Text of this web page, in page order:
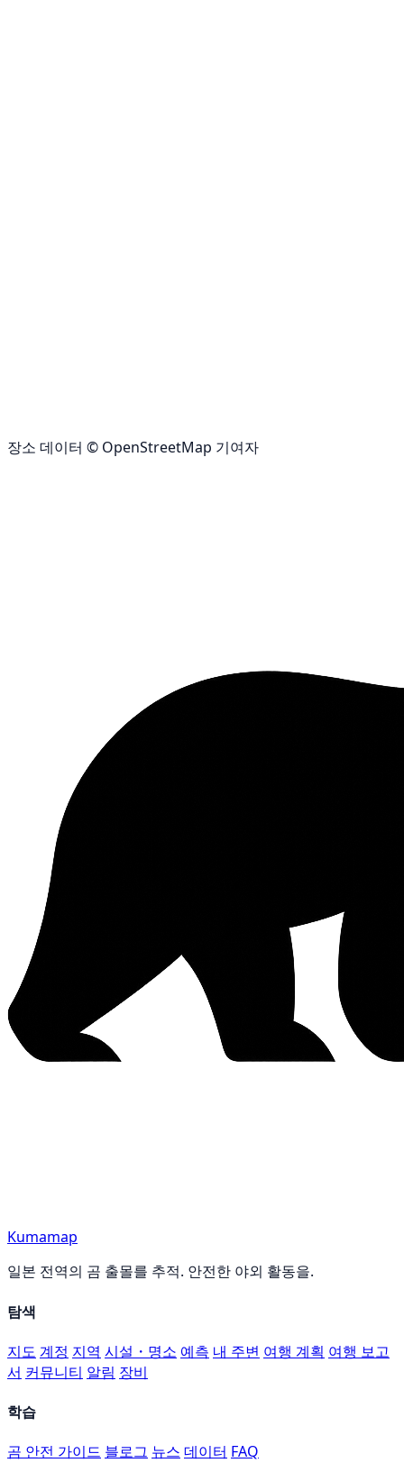
장소 데이터 © OpenStreetMap 기여자
Kumamap
일본 전역의 곰 출몰를 추적. 안전한 야외 활동을.
탐색
지도 계정 지역 시설・명소 예측 내 주변 여행 계획 여행 보고
서 커뮤니티 알림 장비
학습
곰 안전 가이드 블로그 뉴스 데이터 FAQ